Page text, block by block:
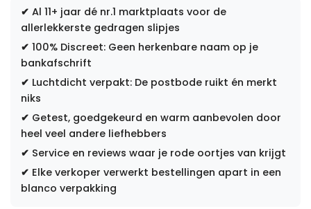
✔ Al 11+ jaar dé nr.1 marktplaats voor de
allerlekkerste gedragen slipjes
✔ 100% Discreet: Geen herkenbare naam op je
bankafschrift
✔ Luchtdicht verpakt: De postbode ruikt én merkt
niks
✔ Getest, goedgekeurd en warm aanbevolen door
heel veel andere liefhebbers
✔ Service en reviews waar je rode oortjes van krijgt
✔ Elke verkoper verwerkt bestellingen apart in een
blanco verpakking